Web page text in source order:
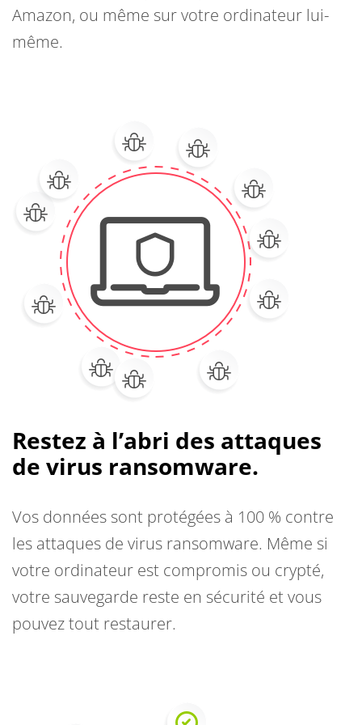
Amazon, ou même sur votre ordinateur lui-
même.
Restez à l’abri des attaques
de virus ransomware.
Vos données sont protégées à 100 % contre
les attaques de virus ransomware. Même si
votre ordinateur est compromis ou crypté,
votre sauvegarde reste en sécurité et vous
pouvez tout restaurer.